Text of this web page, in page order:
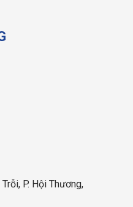
P. Hội Thương,